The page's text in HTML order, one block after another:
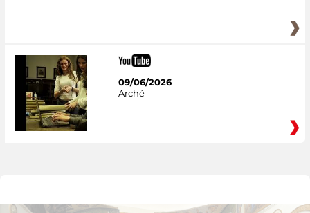
09/06/2026
Arché